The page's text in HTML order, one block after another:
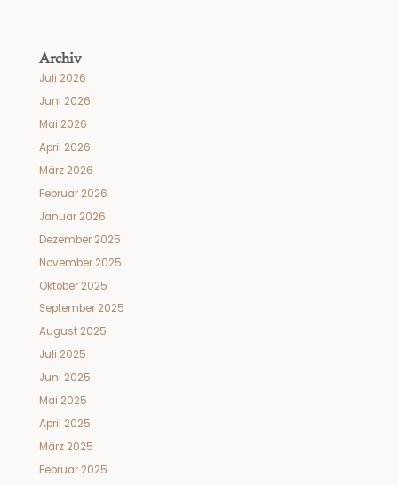
Archiv
Juli 2026
Juni 2026
Mai 2026
April 2026
März 2026
Februar 2026
Januar 2026
Dezember 2025
November 2025
Oktober 2025
September 2025
August 2025
Juli 2025
Juni 2025
Mai 2025
April 2025
März 2025
Februar 2025